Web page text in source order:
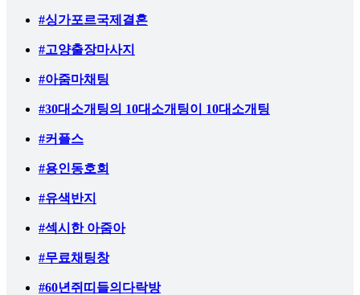
#싱가포르국제결혼
#고양출장마사지
#아줌마채팅
#30대소개팅의 10대소개팅이 10대소개팅
#커플스
#용인동호회
#유색반지
#섹시한 아줌아
#무료채팅창
#60년쥐띠들의다락방